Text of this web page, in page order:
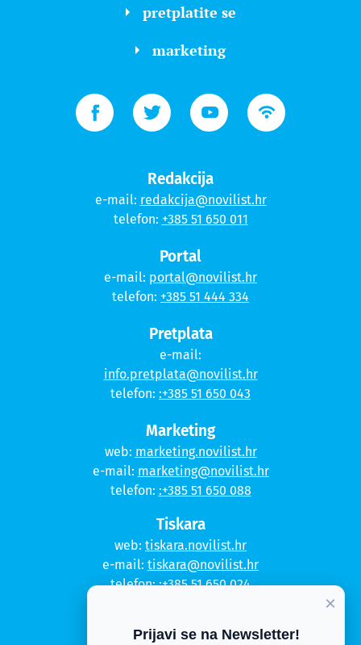
pretplatite se
marketing
Redakcija
e-mail: redakcija@novilist.hr
telefon: +385 51 650 011
Portal
e-mail: portal@novilist.hr
telefon: +385 51 444 334
Pretplata
e-mail:
info.pretplata@novilist.hr
telefon: :+385 51 650 043
Marketing
web: marketing.novilist.hr
e-mail: marketing@novilist.hr
telefon: :+385 51 650 088
Tiskara
web: tiskara.novilist.hr
e-mail: tiskara@novilist.hr
telefon::+385 51 650 024
×
Prijavi se na Newsletter!